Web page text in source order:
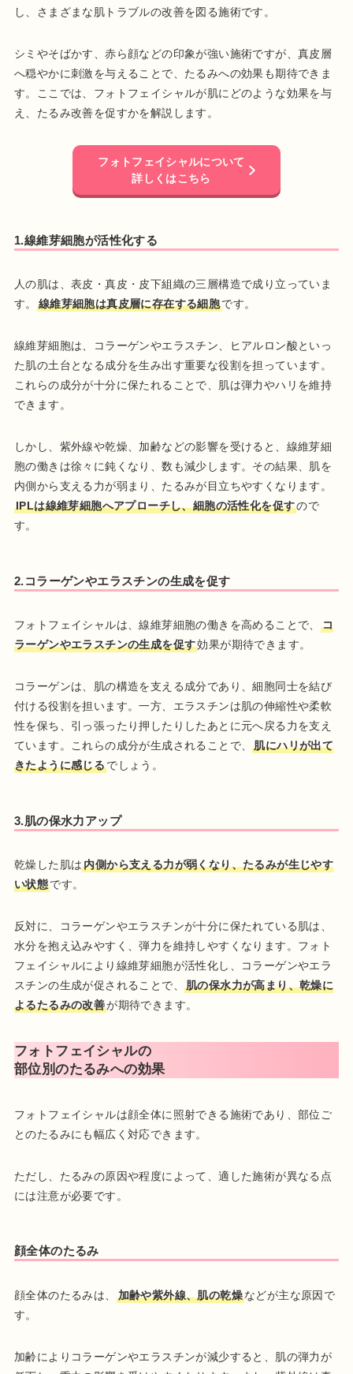
し、さまざまな肌トラブルの改善を図る施術です。
シミやそばかす、赤ら顔などの印象が強い施術ですが、真皮層
へ穏やかに刺激を与えることで、たるみへの効果も期待できま
す。ここでは、フォトフェイシャルが肌にどのような効果を与
え、たるみ改善を促すかを解説します。
フォトフェイシャルについて
詳しくはこちら
1.線維芽細胞が活性化する
人の肌は、表皮・真皮・皮下組織の三層構造で成り立っていま
す。
線維芽細胞は真皮層に存在する細胞です。
線維芽細胞は、コラーゲンやエラスチン、ヒアルロン酸といっ
た肌の土台となる成分を生み出す重要な役割を担っています。
これらの成分が十分に保たれることで、肌は弾力やハリを維持
できます。
しかし、紫外線や乾燥、加齢などの影響を受けると、線維芽細
胞の働きは徐々に鈍くなり、数も減少します。その結果、肌を
内側から支える力が弱まり、たるみが目立ちやすくなります。
IPLは線維芽細胞へアプローチし、細胞の活性化を促すので
す。
2.コラーゲンやエラスチンの生成を促す
フォトフェイシャルは、線維芽細胞の働きを高めることで、
コ
ラーゲンやエラスチンの生成を促す効果が期待できます。
コラーゲンは、肌の構造を支える成分であり、細胞同士を結び
付ける役割を担います。一方、エラスチンは肌の伸縮性や柔軟
性を保ち、引っ張ったり押したりしたあとに元へ戻る力を支え
ています。これらの成分が生成されることで、肌にハリが出て
きたように感じるでしょう。
3.肌の保水力アップ
乾燥した肌は内側から支える力が弱くなり、たるみが生じやす
い状態です。
反対に、コラーゲンやエラスチンが十分に保たれている肌は、
水分を抱え込みやすく、弾力を維持しやすくなります。フォト
フェイシャルにより線維芽細胞が活性化し、コラーゲンやエラ
スチンの生成が促されることで、
肌の保水力が高まり、乾燥に
よるたるみの改善が期待できます。
フォトフェイシャルの
部位別のたるみへの効果
フォトフェイシャルは顔全体に照射できる施術であり、部位ご
とのたるみにも幅広く対応できます。
ただし、たるみの原因や程度によって、適した施術が異なる点
には注意が必要です。
顔全体のたるみ
顔全体のたるみは、 加齢や紫外線、肌の乾燥などが主な原因で
す。
加齢によりコラーゲンやエラスチンが減少すると、肌の弾力が